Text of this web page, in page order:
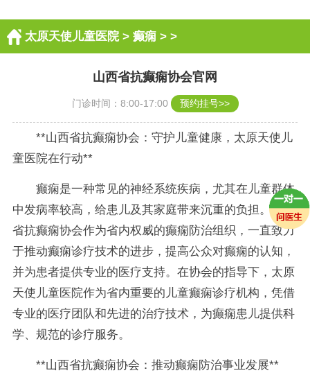
太原天使儿童医院> 癫痫> >
山西省抗癫痫协会官网
门诊时间：8:00-17:00 预约挂号>>
**山西省抗癫痫协会：守护儿童健康，太原天使儿
童医院在行动**
癫痫是一种常见的神经系统疾病，尤其在儿童群体
中发病率较高，给患儿及其家庭带来沉重的负担。山西
省抗癫痫协会作为省内权威的癫痫防治组织，一直致力
于推动癫痫诊疗技术的进步，提高公众对癫痫的认知，
并为患者提供专业的医疗支持。在协会的指导下，太原
天使儿童医院作为省内重要的儿童癫痫诊疗机构，凭借
专业的医疗团队和先进的治疗技术，为癫痫患儿提供科
学、规范的诊疗服务。
**山西省抗癫痫协会：推动癫痫防治事业发展**